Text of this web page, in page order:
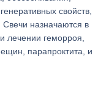
свойств,
Свечи назначаются в
лечении геморроя,
парапроктита, и